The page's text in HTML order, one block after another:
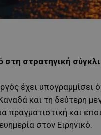
στη στρατηγική
έχει υπογραμμίσει
και τη δεύτερη
πραγματιστική και
στον Ειρηνικό.